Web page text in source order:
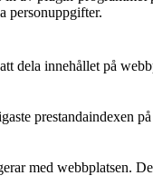
personuppgifter.
innehållet på
prestandaindexen
med webbplatsen.